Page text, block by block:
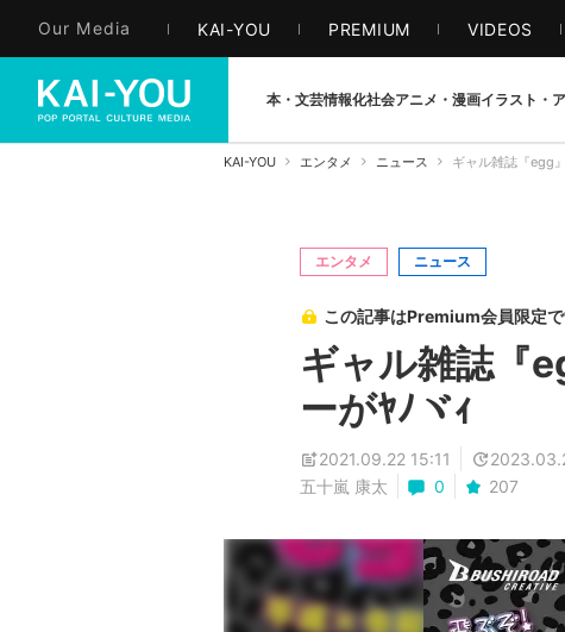
Our Media KAI-YOU PREMIUM VIDEOS
本・文芸情報化社会アニメ・漫画イラスト・
KAI-YOU エンタメ ニュース ギャル雑誌『egg
エンタメ ニュース
この記事はPremium会員限定
ギャル雑誌『
ーがﾔﾉヾｨ
2021.09.22 15:11
五十嵐 康太
0 207